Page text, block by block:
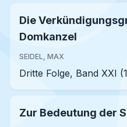
Die
Domkanzel
SEIDEL, MAX
Dritte Folge, Band XXI
Zur Bedeutung der